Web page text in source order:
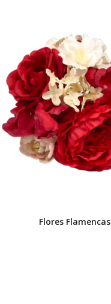
Flores Flamencas